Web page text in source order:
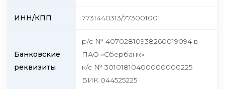
ИНН/КПП 7731440313/773001001
Банковские
реквизиты
р/с № 40702810938260019094 в
ПАО «Сбербанк»
к/с № 30101810400000000225
БИК 044525225